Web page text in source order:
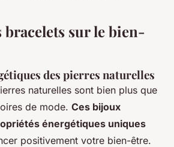
bracelets sur le bien-
des pierres naturelles
naturelles sont bien plus que
de mode. Ces bijoux
énergétiques uniques
positivement votre bien-être.